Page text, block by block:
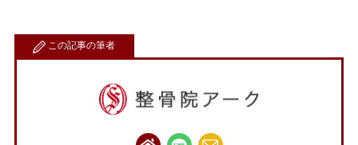
この記事の筆者